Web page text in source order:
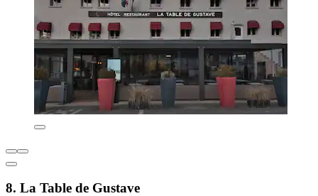
8. La Table de Gustave